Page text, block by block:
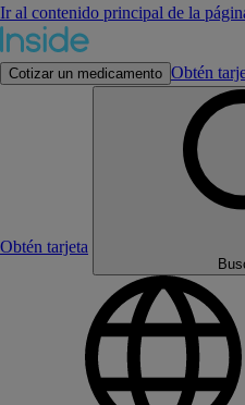
Ir al contenido principal de la
Cotizar un medicamento Obtén
Obtén tarjeta